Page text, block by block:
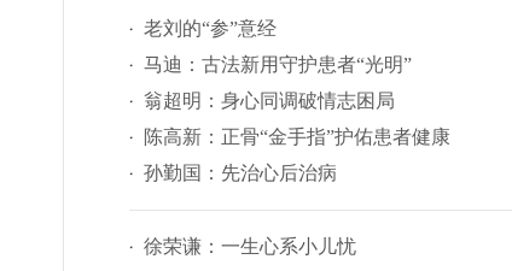
老刘的“参”意经
马迪：古法新用守护患者“光明”
翁超明：身心同调破情志困局
陈高新：正骨“金手指”护佑患者健康
孙勤国：先治心后治病
徐荣谦：一生心系小儿忧